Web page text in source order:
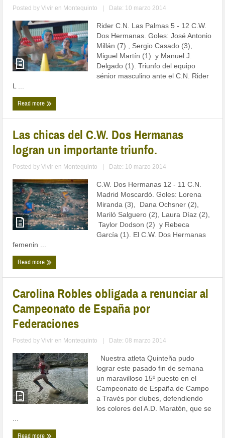
Posted byVivir en Montequinto Date: 10 marzo 2014
Rider C.N. Las Palmas 5 - 12 C.W.
Dos Hermanas. Goles: José Antonio
Millán (7) , Sergio Casado (3),
Miguel Martín (1) y Manuel J.
Delgado (1). Triunfo del equipo
sénior masculino ante el C.N. Rider
L ...
Read more
Las chicas del C.W. Dos Hermanas
logran un importante triunfo.
Posted byVivir en Montequinto Date: 10 marzo 2014
C.W. Dos Hermanas 12 - 11 C.N.
Madrid Moscardó. Goles: Lorena
Miranda (3), Dana Ochsner (2),
Mariló Salguero (2), Laura Díaz (2),
Taylor Dodson (2) y Rebeca
García (1). El C.W. Dos Hermanas
femenin ...
Read more
Carolina Robles obligada a renunciar al
Campeonato de España por
Federaciones
Posted byVivir en Montequinto Date: 08 marzo 2014
Nuestra atleta Quinteña pudo
lograr este pasado fin de semana
un maravilloso 15º puesto en el
Campeonato de España de Campo
a Través por clubes, defendiendo
los colores del A.D. Maratón, que se
...
Read more